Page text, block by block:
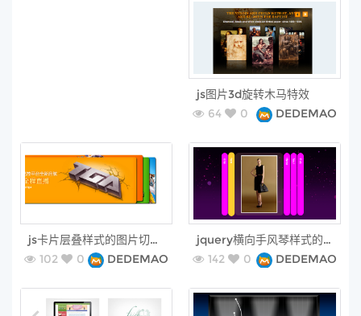
js图片3d旋转木马特效
free
64 0 DEDEMAO
js卡片层叠样式的图片切换特效
free
102 0 DEDEMAO
jquery横向手风琴样式的图片切换特效
free
142 0 DEDEMAO